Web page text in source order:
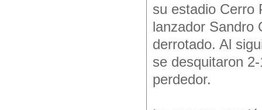
su estadio Cerro
lanzador Sandro
derrotado. Al
se desquitaron
perdedor.